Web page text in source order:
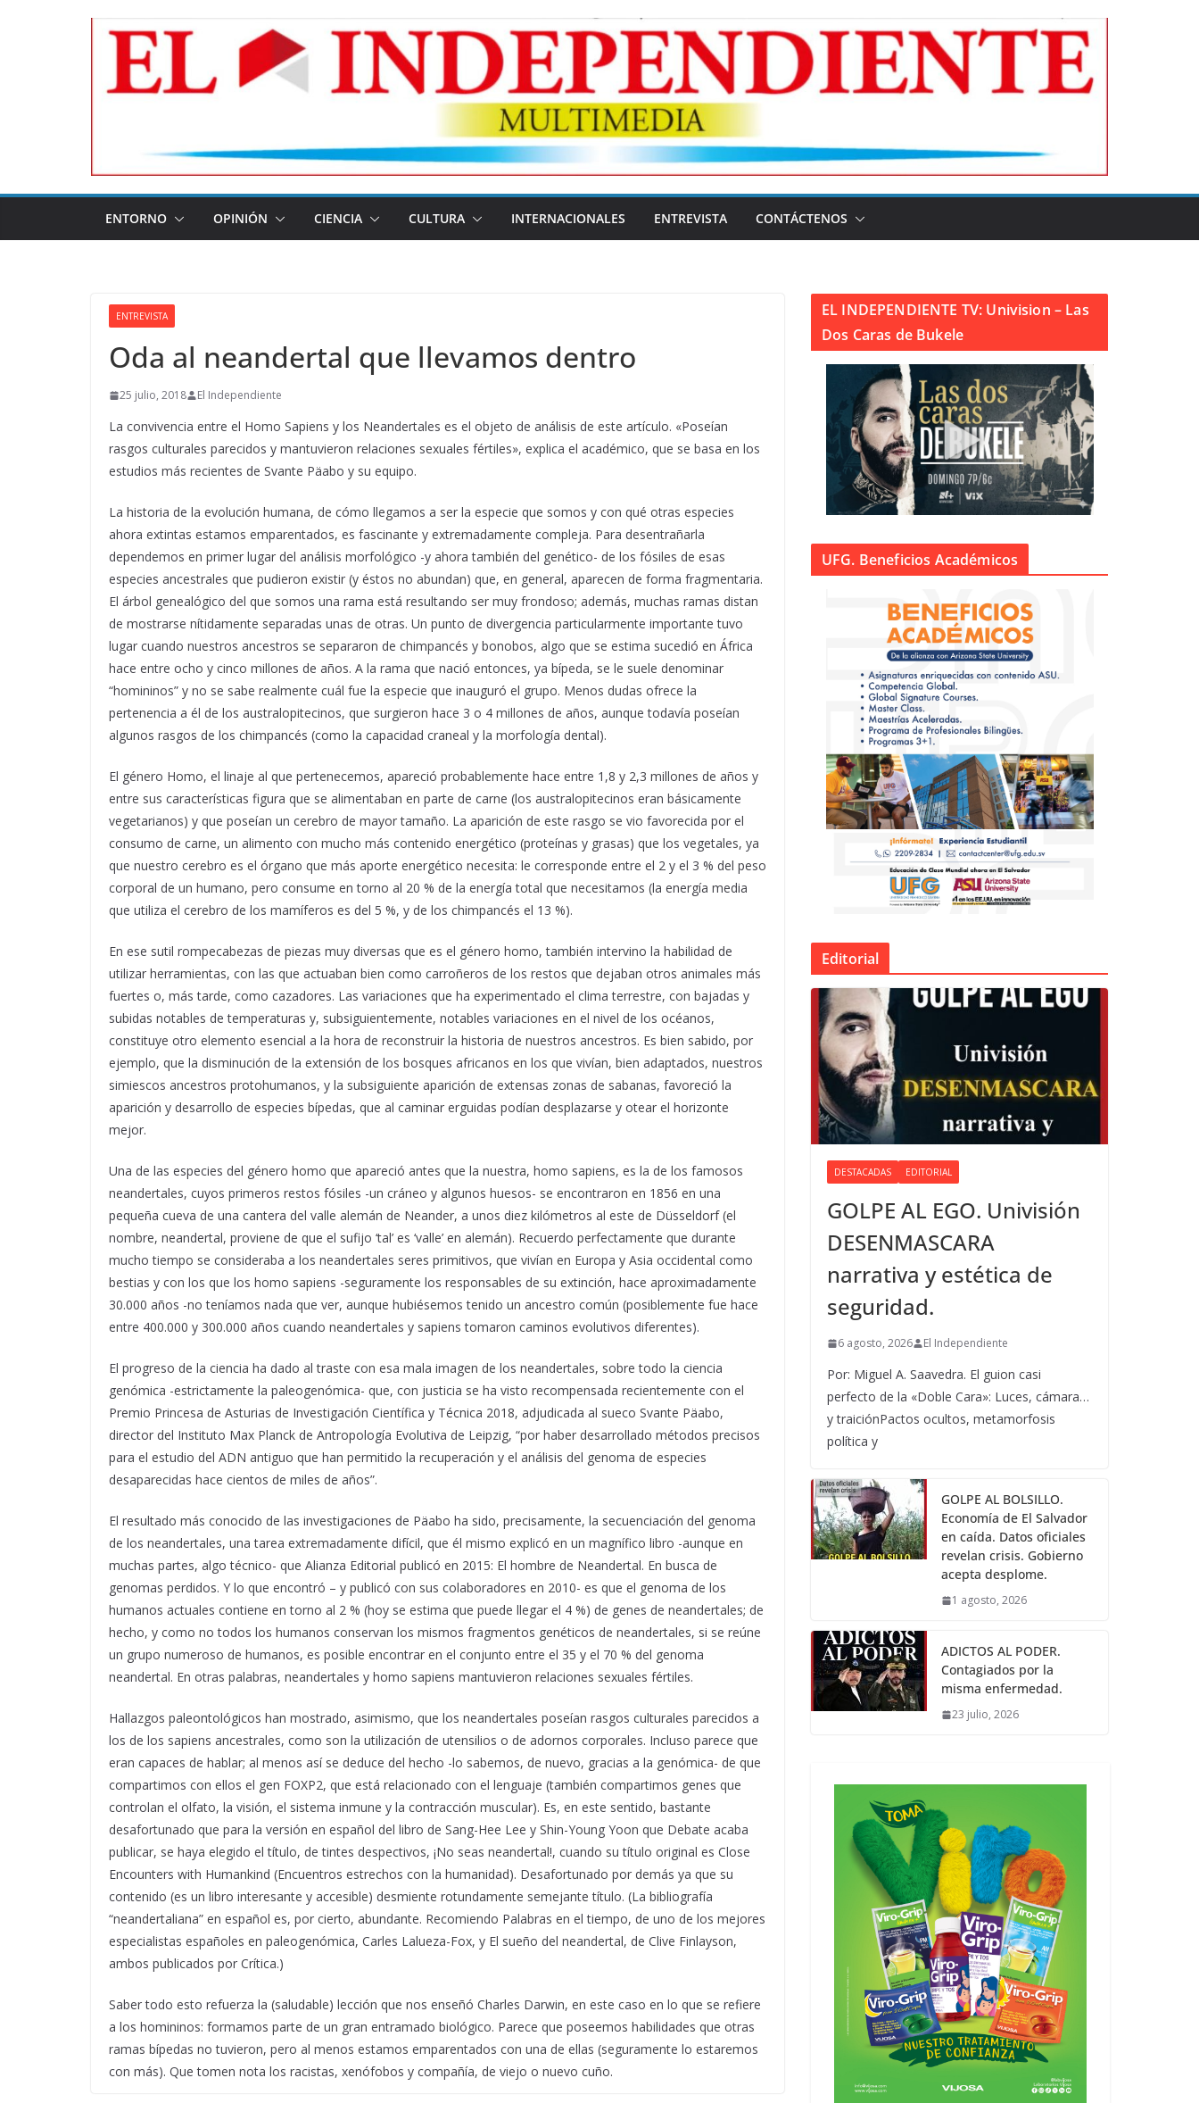
ENTORNO OPINIÓN CIENCIA CULTURA INTERNACIONALES ENTREVISTA CONTÁCTENOS
ENTREVISTA
Oda al neandertal que llevamos dentro
25 julio, 2018 El Independiente
La convivencia entre el Homo Sapiens y los Neandertales es el objeto de análisis de este artículo. «Poseían
rasgos culturales parecidos y mantuvieron relaciones sexuales fértiles», explica el académico, que se basa en los
estudios más recientes de Svante Päabo y su equipo.
La historia de la evolución humana, de cómo llegamos a ser la especie que somos y con qué otras especies
ahora extintas estamos emparentados, es fascinante y extremadamente compleja. Para desentrañarla
dependemos en primer lugar del análisis morfológico -y ahora también del genético- de los fósiles de esas
especies ancestrales que pudieron existir (y éstos no abundan) que, en general, aparecen de forma fragmentaria.
El árbol genealógico del que somos una rama está resultando ser muy frondoso; además, muchas ramas distan
de mostrarse nítidamente separadas unas de otras. Un punto de divergencia particularmente importante tuvo
lugar cuando nuestros ancestros se separaron de chimpancés y bonobos, algo que se estima sucedió en África
hace entre ocho y cinco millones de años. A la rama que nació entonces, ya bípeda, se le suele denominar
“homininos” y no se sabe realmente cuál fue la especie que inauguró el grupo. Menos dudas ofrece la
pertenencia a él de los australopitecinos, que surgieron hace 3 o 4 millones de años, aunque todavía poseían
algunos rasgos de los chimpancés (como la capacidad craneal y la morfología dental).
El género Homo, el linaje al que pertenecemos, apareció probablemente hace entre 1,8 y 2,3 millones de años y
entre sus características figura que se alimentaban en parte de carne (los australopitecinos eran básicamente
vegetarianos) y que poseían un cerebro de mayor tamaño. La aparición de este rasgo se vio favorecida por el
consumo de carne, un alimento con mucho más contenido energético (proteínas y grasas) que los vegetales, ya
que nuestro cerebro es el órgano que más aporte energético necesita: le corresponde entre el 2 y el 3 % del peso
corporal de un humano, pero consume en torno al 20 % de la energía total que necesitamos (la energía media
que utiliza el cerebro de los mamíferos es del 5 %, y de los chimpancés el 13 %).
En ese sutil rompecabezas de piezas muy diversas que es el género homo, también intervino la habilidad de
utilizar herramientas, con las que actuaban bien como carroñeros de los restos que dejaban otros animales más
fuertes o, más tarde, como cazadores. Las variaciones que ha experimentado el clima terrestre, con bajadas y
subidas notables de temperaturas y, subsiguientemente, notables variaciones en el nivel de los océanos,
constituye otro elemento esencial a la hora de reconstruir la historia de nuestros ancestros. Es bien sabido, por
ejemplo, que la disminución de la extensión de los bosques africanos en los que vivían, bien adaptados, nuestros
simiescos ancestros protohumanos, y la subsiguiente aparición de extensas zonas de sabanas, favoreció la
aparición y desarrollo de especies bípedas, que al caminar erguidas podían desplazarse y otear el horizonte
mejor.
Una de las especies del género homo que apareció antes que la nuestra, homo sapiens, es la de los famosos
neandertales, cuyos primeros restos fósiles -un cráneo y algunos huesos- se encontraron en 1856 en una
pequeña cueva de una cantera del valle alemán de Neander, a unos diez kilómetros al este de Düsseldorf (el
nombre, neandertal, proviene de que el sufijo ‘tal’ es ‘valle’ en alemán). Recuerdo perfectamente que durante
mucho tiempo se consideraba a los neandertales seres primitivos, que vivían en Europa y Asia occidental como
bestias y con los que los homo sapiens -seguramente los responsables de su extinción, hace aproximadamente
30.000 años -no teníamos nada que ver, aunque hubiésemos tenido un ancestro común (posiblemente fue hace
entre 400.000 y 300.000 años cuando neandertales y sapiens tomaron caminos evolutivos diferentes).
El progreso de la ciencia ha dado al traste con esa mala imagen de los neandertales, sobre todo la ciencia
genómica -estrictamente la paleogenómica- que, con justicia se ha visto recompensada recientemente con el
Premio Princesa de Asturias de Investigación Científica y Técnica 2018, adjudicada al sueco Svante Päabo,
director del Instituto Max Planck de Antropología Evolutiva de Leipzig, “por haber desarrollado métodos precisos
para el estudio del ADN antiguo que han permitido la recuperación y el análisis del genoma de especies
desaparecidas hace cientos de miles de años”.
El resultado más conocido de las investigaciones de Päabo ha sido, precisamente, la secuenciación del genoma
de los neandertales, una tarea extremadamente difícil, que él mismo explicó en un magnífico libro -aunque en
muchas partes, algo técnico- que Alianza Editorial publicó en 2015: El hombre de Neandertal. En busca de
genomas perdidos. Y lo que encontró – y publicó con sus colaboradores en 2010- es que el genoma de los
humanos actuales contiene en torno al 2 % (hoy se estima que puede llegar el 4 %) de genes de neandertales; de
hecho, y como no todos los humanos conservan los mismos fragmentos genéticos de neandertales, si se reúne
un grupo numeroso de humanos, es posible encontrar en el conjunto entre el 35 y el 70 % del genoma
neandertal. En otras palabras, neandertales y homo sapiens mantuvieron relaciones sexuales fértiles.
Hallazgos paleontológicos han mostrado, asimismo, que los neandertales poseían rasgos culturales parecidos a
los de los sapiens ancestrales, como son la utilización de utensilios o de adornos corporales. Incluso parece que
eran capaces de hablar; al menos así se deduce del hecho -lo sabemos, de nuevo, gracias a la genómica- de que
compartimos con ellos el gen FOXP2, que está relacionado con el lenguaje (también compartimos genes que
controlan el olfato, la visión, el sistema inmune y la contracción muscular). Es, en este sentido, bastante
desafortunado que para la versión en español del libro de Sang-Hee Lee y Shin-Young Yoon que Debate acaba
publicar, se haya elegido el título, de tintes despectivos, ¡No seas neandertal!, cuando su título original es Close
Encounters with Humankind (Encuentros estrechos con la humanidad). Desafortunado por demás ya que su
contenido (es un libro interesante y accesible) desmiente rotundamente semejante título. (La bibliografía
“neandertaliana” en español es, por cierto, abundante. Recomiendo Palabras en el tiempo, de uno de los mejores
especialistas españoles en paleogenómica, Carles Lalueza-Fox, y El sueño del neandertal, de Clive Finlayson,
ambos publicados por Crítica.)
Saber todo esto refuerza la (saludable) lección que nos enseñó Charles Darwin, en este caso en lo que se refiere
a los homininos: formamos parte de un gran entramado biológico. Parece que poseemos habilidades que otras
ramas bípedas no tuvieron, pero al menos estamos emparentados con una de ellas (seguramente lo estaremos
con más). Que tomen nota los racistas, xenófobos y compañía, de viejo o nuevo cuño.
EL INDEPENDIENTE TV: Univision – Las
Dos Caras de Bukele
UFG. Beneficios Académicos
Editorial
DESTACADAS EDITORIAL
GOLPE AL EGO. Univisión
DESENMASCARA
narrativa y estética de
seguridad.
6 agosto, 2026 El Independiente
Por: Miguel A. Saavedra. El guion casi
perfecto de la «Doble Cara»: Luces, cámara…
y traiciónPactos ocultos, metamorfosis
política y
GOLPE AL BOLSILLO.
Economía de El Salvador
en caída. Datos oficiales
revelan crisis. Gobierno
acepta desplome.
1 agosto, 2026
ADICTOS AL PODER.
Contagiados por la
misma enfermedad.
23 julio, 2026